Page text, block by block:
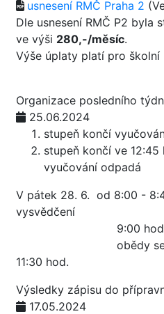
usnesení RMČ Praha 2
Dle usnesení RMČ P2 byla
ve výši 280,-/měsíc.
Výše úplaty platí pro
Organizace posledního
25.06.2024
stupeň končí
stupeň končí ve
vyučování odpadá
V pátek 28. 6. od 8:00 -
vysvědčení
9:00 hod.
obědy se
11:30 hod.
Výsledky zápisu do
17.05.2024